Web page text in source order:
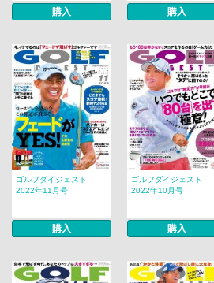
購入 購入
ゴルフダイジェスト
2022年11月号
購入
ゴルフダイジェスト
2022年10月号
購入